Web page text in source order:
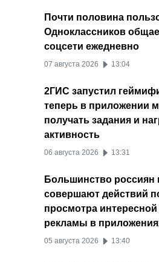
Почти половина
Одноклассников
соцсети ежедневно
07 августа 2026 13:04
2ГИС запустил
теперь в приложении
получать задания и
активность
06 августа 2026 13:31
Большинство россиян
совершают действий
просмотра интересной
рекламы в
05 августа 2026 13:40